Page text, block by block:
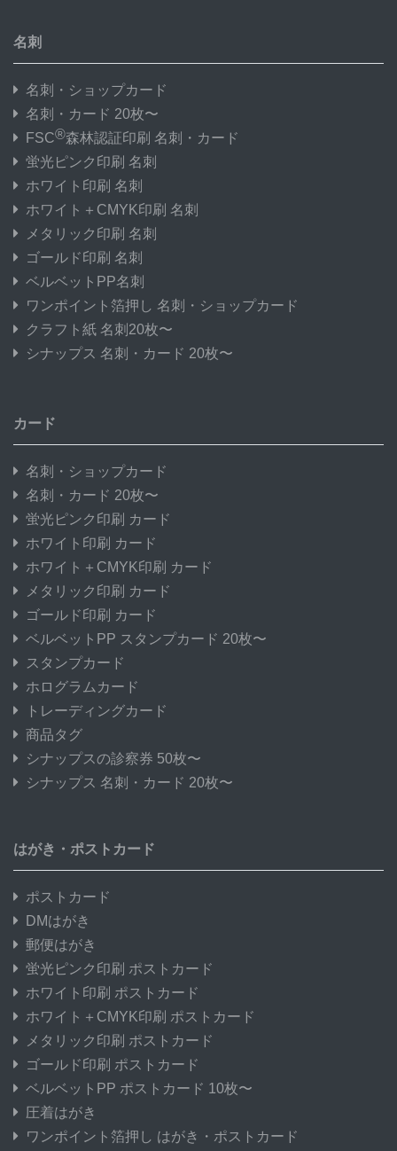
名刺
名刺・ショップカード
名刺・カード 20枚〜
FSC®森林認証印刷 名刺・カード
蛍光ピンク印刷 名刺
ホワイト印刷 名刺
ホワイト＋CMYK印刷 名刺
メタリック印刷 名刺
ゴールド印刷 名刺
ベルベットPP名刺
ワンポイント箔押し 名刺・ショップカード
クラフト紙 名刺20枚〜
シナップス 名刺・カード 20枚〜
カード
名刺・ショップカード
名刺・カード 20枚〜
蛍光ピンク印刷 カード
ホワイト印刷 カード
ホワイト＋CMYK印刷 カード
メタリック印刷 カード
ゴールド印刷 カード
ベルベットPP スタンプカード 20枚〜
スタンプカード
ホログラムカード
トレーディングカード
商品タグ
シナップスの診察券 50枚〜
シナップス 名刺・カード 20枚〜
はがき・ポストカード
ポストカード
DMはがき
郵便はがき
蛍光ピンク印刷 ポストカード
ホワイト印刷 ポストカード
ホワイト＋CMYK印刷 ポストカード
メタリック印刷 ポストカード
ゴールド印刷 ポストカード
ベルベットPP ポストカード 10枚〜
圧着はがき
ワンポイント箔押し はがき・ポストカード